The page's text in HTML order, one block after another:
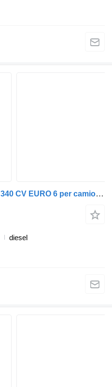
Motore MAN D0836 LFL68 340 CV EURO 6 per camion MAN TGL TGM
diesel